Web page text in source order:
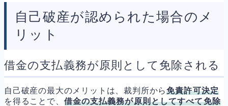
自己破産が認められた場合のメ
リット
借金の支払義務が原則として免除される
自己破産の最大のメリットは、裁判所から免責許可決定
を得ることで、 借金の支払義務が原則としてすべて免除